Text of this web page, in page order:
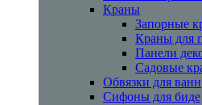
Краны
Запорные
Краны для
Панели
Садовые
Обвязки для ванн
Сифоны для биде